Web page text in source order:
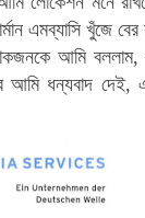
এমব্যাসি খুঁজে বের
আমি
ধন্যবাদ দেই,